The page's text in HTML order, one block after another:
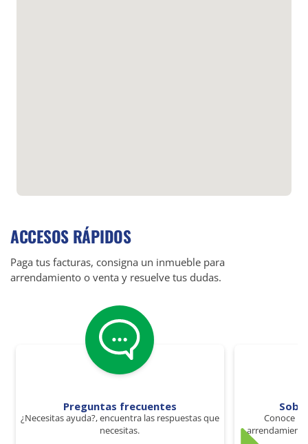
ACCESOS RÁPIDOS
Paga tus facturas, consigna un inmueble para
arrendamiento o venta y resuelve tus dudas.
Preguntas frecuentes
¿Necesitas ayuda?, encuentra las respuestas que
necesitas.
Conoce